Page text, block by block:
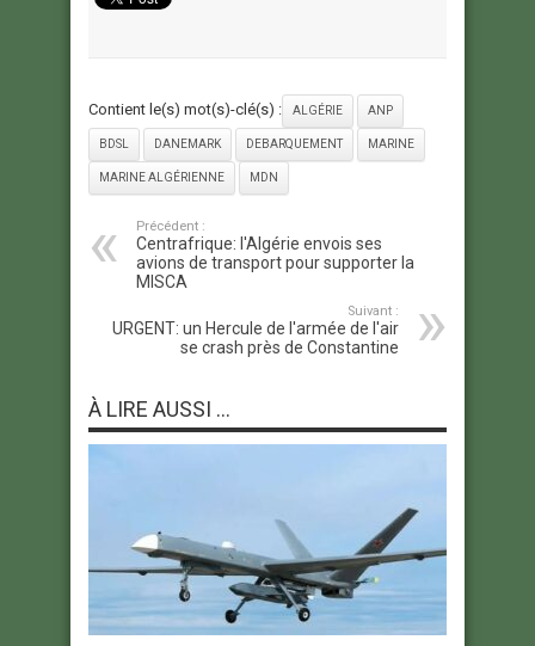
Contient le(s) mot(s)-clé(s) : ALGÉRIE ANP
BDSL DANEMARK DEBARQUEMENT MARINE
MARINE ALGÉRIENNE MDN
Précédent :
Centrafrique: l'Algérie envois ses
avions de transport pour supporter la
MISCA
Suivant :
URGENT: un Hercule de l'armée de l'air
se crash près de Constantine
À LIRE AUSSI ...